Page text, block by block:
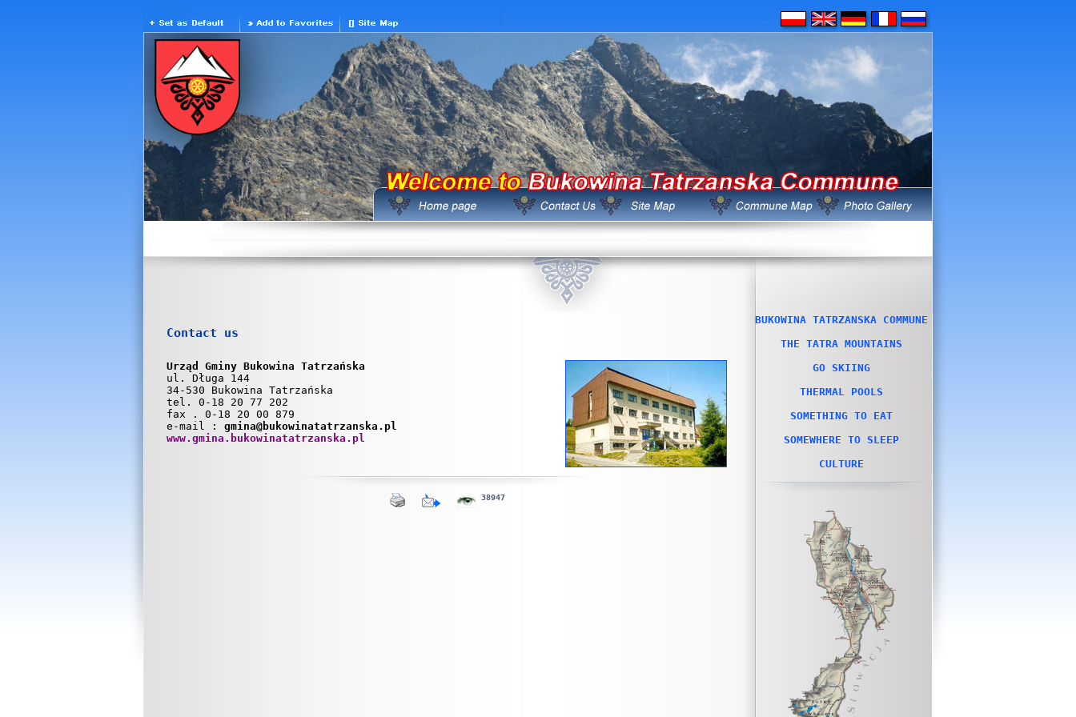
Contact us
Urząd Gminy Bukowina Tatrzańska
ul. Długa 144
34-530 Bukowina Tatrzańska
tel. 0-18 20 77 202
fax . 0-18 20 00 879
e-mail : gmina@bukowinatatrzanska.pl
www.gmina.bukowinatatrzanska.pl
38947
BUKOWINA TATRZANSKA COMMUNE
THE TATRA MOUNTAINS
GO SKIING
THERMAL POOLS
SOMETHING TO EAT
SOMEWHERE TO SLEEP
CULTURE